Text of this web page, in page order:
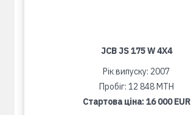
JCB JS 175 W 4X4
Рік випуску: 2007
Пробіг: 12 848 MTH
Стартова ціна:16 000 EUR